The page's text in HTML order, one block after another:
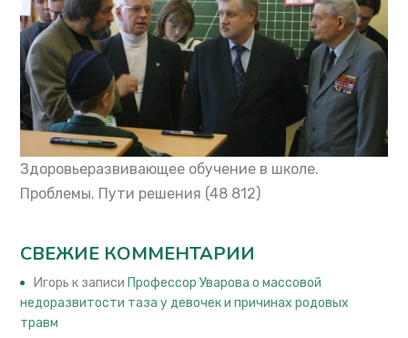
Здоровьеразвивающее обучение в школе.
Проблемы. Пути решения (48 812)
СВЕЖИЕ КОММЕНТАРИИ
Игорь к записи Профессор Уварова о массовой
недоразвитости таза у девочек и причинах родовых
травм